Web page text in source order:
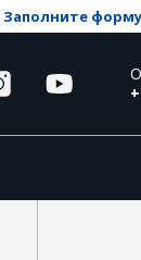
Заполните форму